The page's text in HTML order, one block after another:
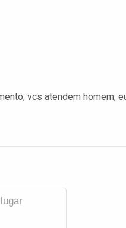
vcs atendem homem,